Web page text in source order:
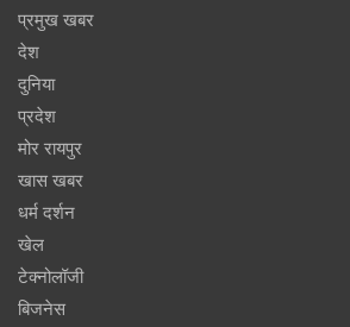
प्रमुख खबर
देश
दुनिया
प्रदेश
मोर रायपुर
खास खबर
धर्म दर्शन
खेल
टेक्नोलॉजी
बिजनेस